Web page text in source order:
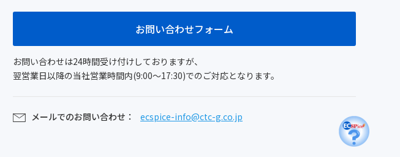
お問い合わせフォーム
お問い合わせは24時間受け付けしておりますが、
翌営業日以降の当社営業時間内(9:00～17:30)でのご対応となります。
メールでのお問い合わせ： ecspice-info@ctc-g.co.jp